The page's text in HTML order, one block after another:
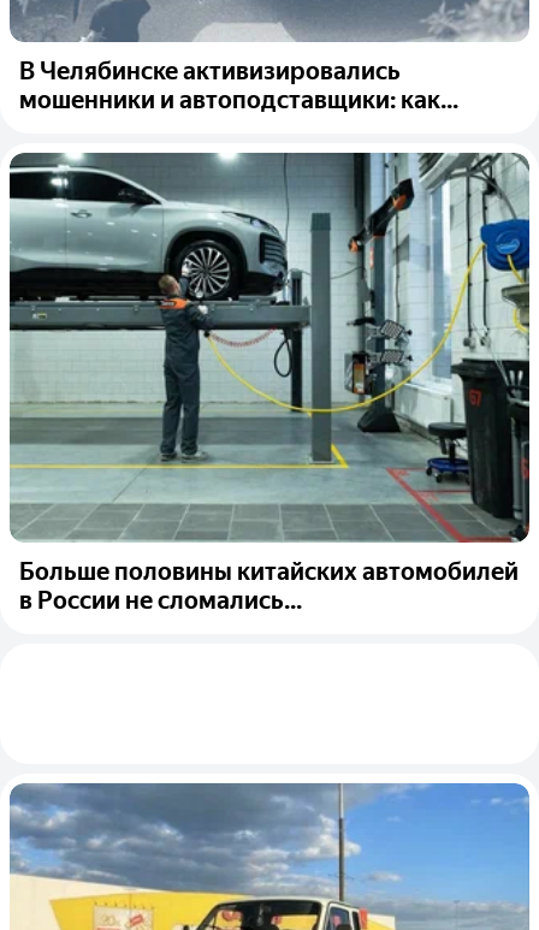
В Челябинске активизировались
мошенники и автоподставщики: как...
Больше половины китайских автомобилей
в России не сломались...